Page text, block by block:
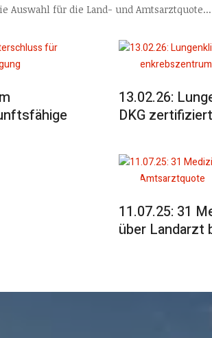
Auswahl für die Land- und Amtsarztquote...
13.02.26:
DKG
11.07.25: 31
über